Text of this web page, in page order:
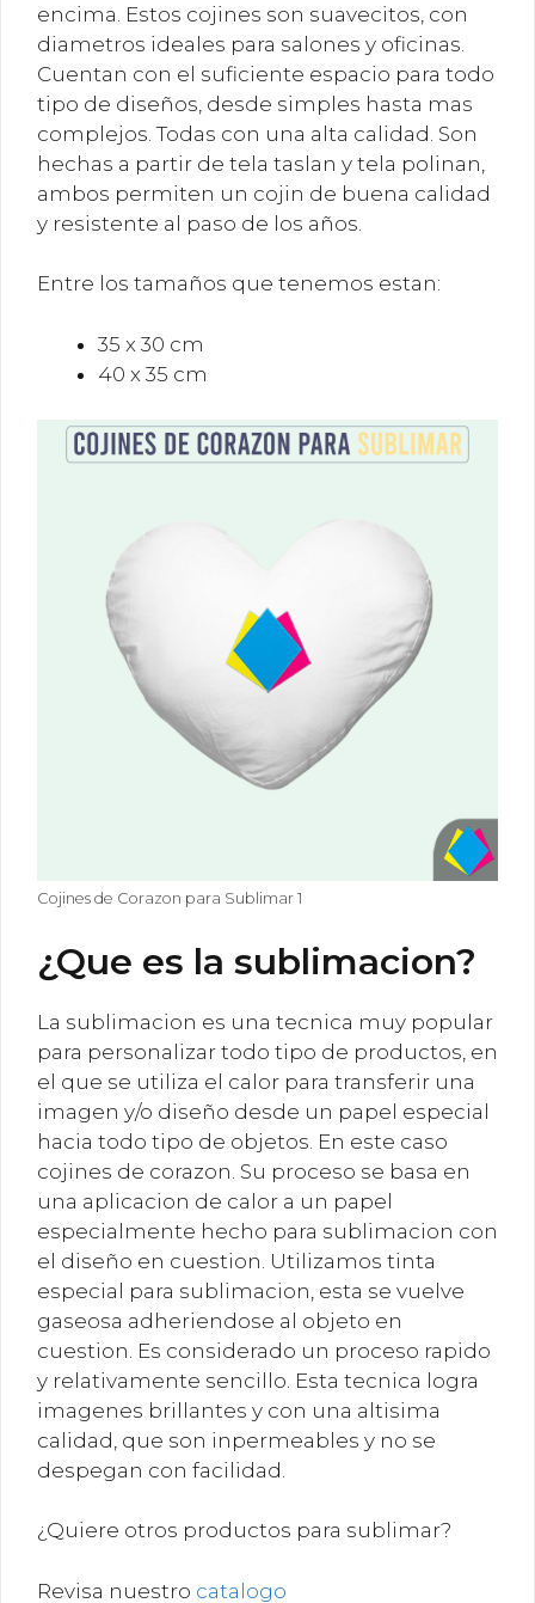
encima. Estos cojines son suavecitos, con
diametros ideales para salones y oficinas.
Cuentan con el suficiente espacio para todo
tipo de diseños, desde simples hasta mas
complejos. Todas con una alta calidad. Son
hechas a partir de tela taslan y tela polinan,
ambos permiten un cojin de buena calidad
y resistente al paso de los años.
Entre los tamaños que tenemos estan:
35 x 30 cm
40 x 35 cm
Cojines de Corazon para Sublimar 1
¿Que es la sublimacion?
La sublimacion es una tecnica muy popular
para personalizar todo tipo de productos, en
el que se utiliza el calor para transferir una
imagen y/o diseño desde un papel especial
hacia todo tipo de objetos. En este caso
cojines de corazon. Su proceso se basa en
una aplicacion de calor a un papel
especialmente hecho para sublimacion con
el diseño en cuestion. Utilizamos tinta
especial para sublimacion, esta se vuelve
gaseosa adheriendose al objeto en
cuestion. Es considerado un proceso rapido
y relativamente sencillo. Esta tecnica logra
imagenes brillantes y con una altisima
calidad, que son inpermeables y no se
despegan con facilidad.
¿Quiere otros productos para sublimar?
Revisa nuestro catalogo